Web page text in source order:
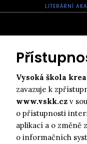
LITERÁRNÍ
Vysoká škola
zavazuje k
www.vskk.cz v
o přístupnosti
aplikací a o změně
o informačních